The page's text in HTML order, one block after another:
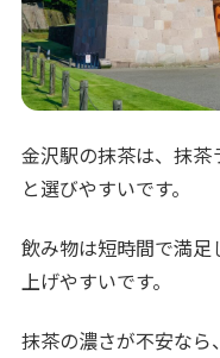
金沢駅の抹茶は、抹
と選びやすいです。
飲み物は短時間で満
上げやすいです。
抹茶の濃さが不安な